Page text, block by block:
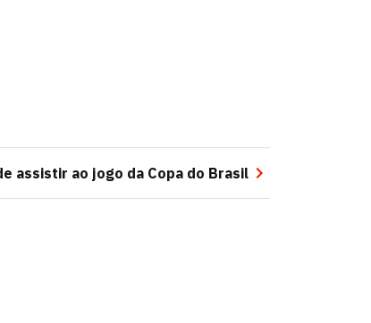
assistir ao jogo da Copa do Brasil